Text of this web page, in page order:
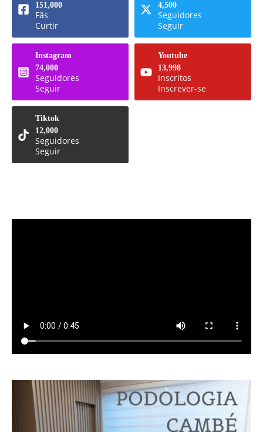
151,000
Fãs
Curtir
4,500
Seguidores
Seguir
Instagram
74,000
Seguidores
Seguir
Youtube
13,998
Inscritos
Inscrever-se
Tiktok
12,000
Seguidores
Seguir